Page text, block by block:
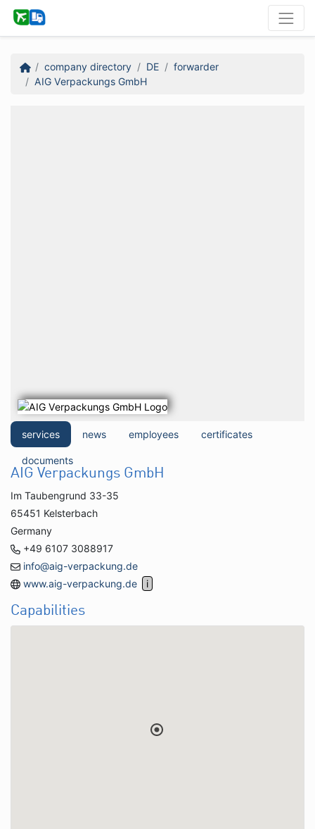
company directory DE
forwarder
AIG Verpackungs GmbH
services news employees certificates
documents
AIG Verpackungs GmbH
Im Taubengrund 33-35
65451 Kelsterbach
Germany
+49 6107 3088917
info@aig-verpackung.de
www.aig-verpackung.de
Capabilities